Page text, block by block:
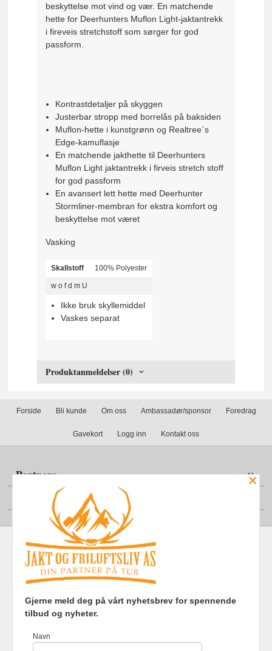
beskyttelse mot vind og vær. En matchende
hette for Deerhunters Muflon Light-jaktantrekk
i fireveis stretchstoff som sørger for god
passform.
Kontrastdetaljer på skyggen
Justerbar stropp med borrelås på baksiden
Muflon-hette i kunstgrønn og Realtree´s
Edge-kamuflasje
En matchende jakthette til Deerhunters
Muflon Light jaktantrekk i firveis stretch stoff
for god passform
En avansert lett hette med Deerhunter
Stormliner-membran for ekstra komfort og
beskyttelse mot været
Vasking
Skallstoff 100% Polyester
wofdm U
Ikke bruk skyllemiddel
Vaskes separat
Produktanmeldelser (0)
Forside Bli kunde Om oss Ambassadør/sponsor Foredrag
Gavekort Logg inn Kontakt oss
Partnere
Din konto
Frakt Kjøpsbetingelser Sikkerhet og personvern
Nyhetsbrev
Foretaksregisteret 920903363
×
Gjerne meld deg på vårt nyhetsbrev for spennende
tilbud og nyheter.
Navn